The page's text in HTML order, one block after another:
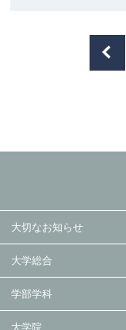
大切なお知らせ
大学総合
学部学科
大学院